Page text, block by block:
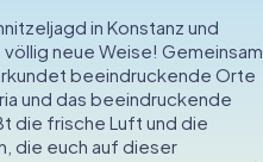
in Konstanz und
neue Weise! Gemeinsam
beeindruckende Orte
und das beeindruckende
die frische Luft und die
die euch auf dieser